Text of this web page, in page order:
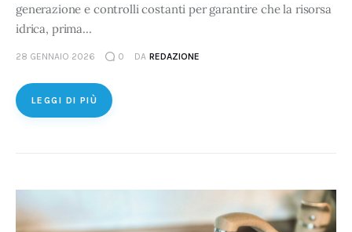
generazione e controlli costanti per garantire che la risorsa
idrica, prima…
28 GENNAIO 2026 0 DA REDAZIONE
LEGGI DI PIÙ